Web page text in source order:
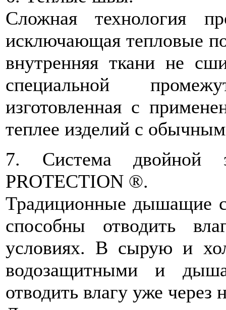
Сложная технология
исключающая тепловые
внутренняя ткани не
специальной
изготовленная с
теплее изделий с
7. Система
PROTECTION ®.
Традиционные дышащие
способны отводить
условиях. В сырую и
водозащитными и
отводить влагу уже через